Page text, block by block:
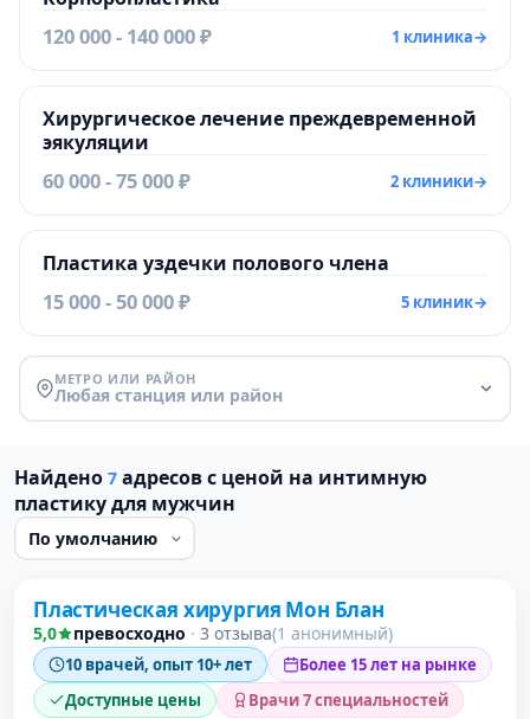
120 000 - 140 000 ₽ 1 клиника→
Хирургическое лечение преждевременной
эякуляции
60 000 - 75 000 ₽ 2 клиники→
Пластика уздечки полового члена
15 000 - 50 000 ₽ 5 клиник→
МЕТРО ИЛИ РАЙОН
Любая станция или район
Найдено 7 адресов с ценой на интимную
пластику для мужчин
Пластическая хирургия Мон Блан
5,0 превосходно · 3 отзыва(1 анонимный)
10 врачей, опыт 10+ лет
Более 15 лет на рынке
Доступные цены
Врачи 7 специальностей